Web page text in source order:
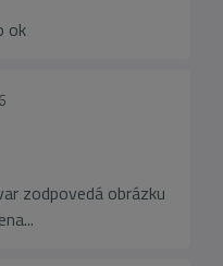
ok
zodpovedá obrázku